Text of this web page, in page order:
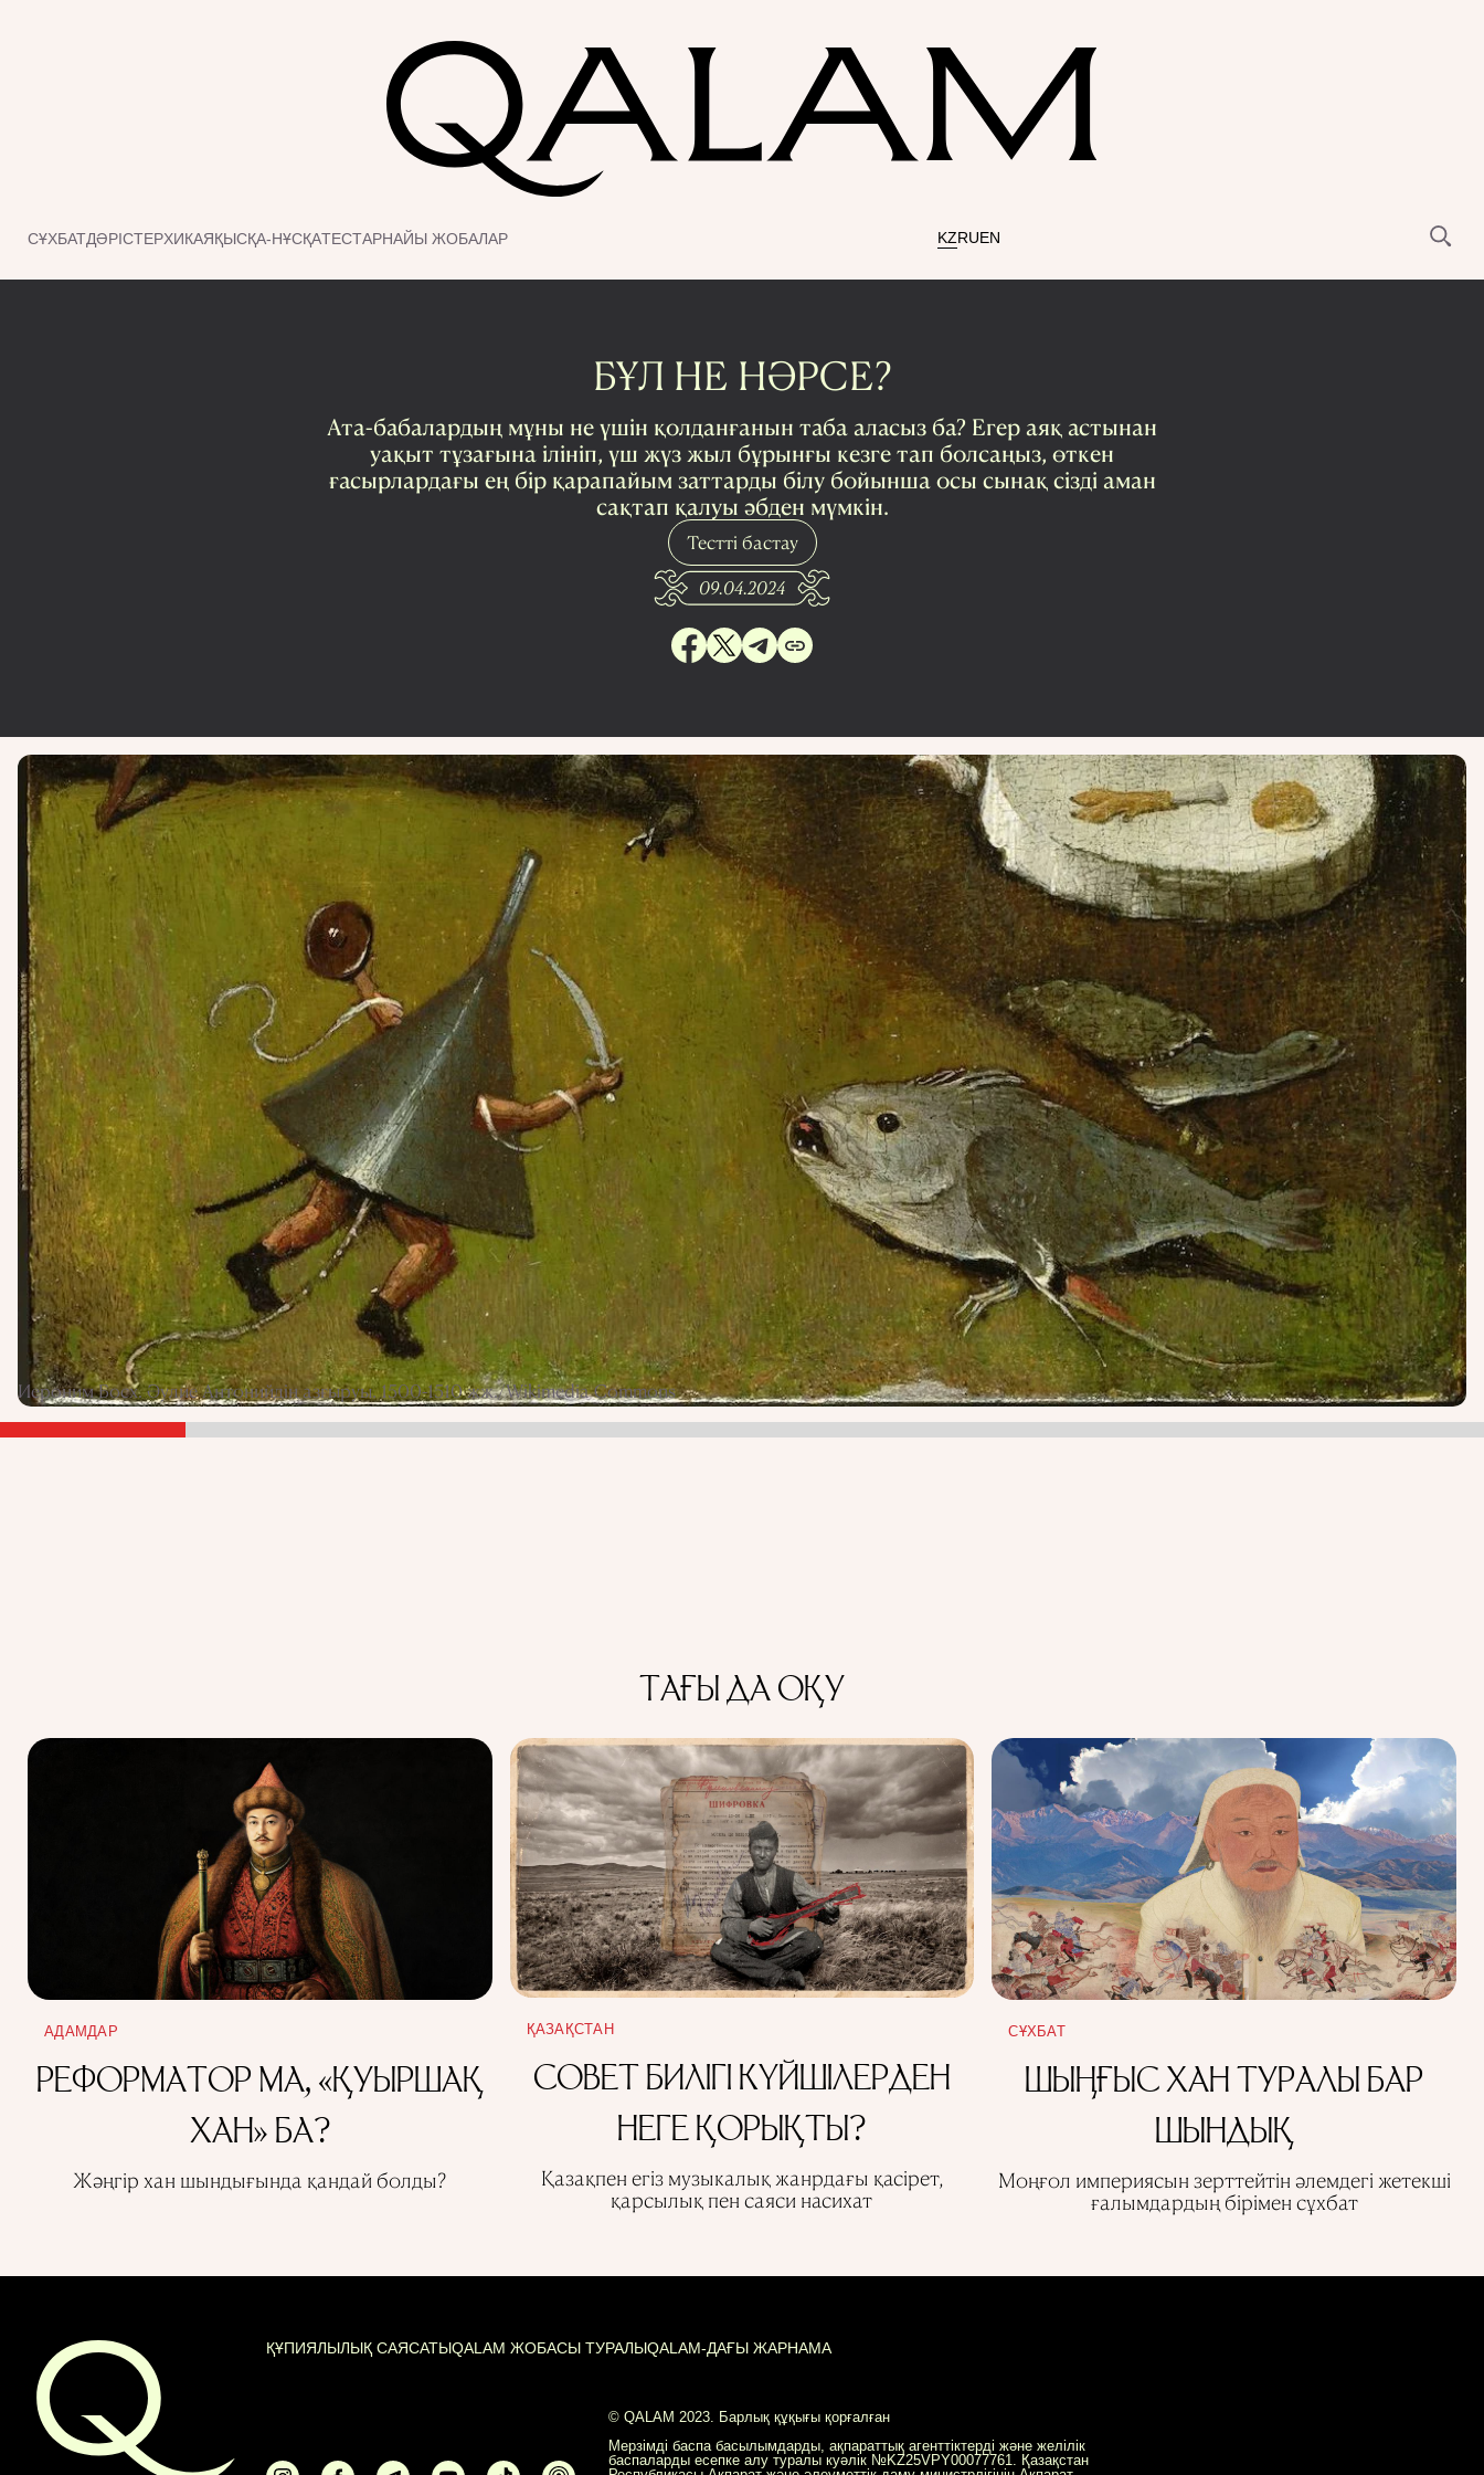
СҰХБАТДӘРІСТЕРХИКАЯҚЫСҚА-НҰСҚАТЕСТАРНАЙЫ ЖОБАЛАР KZRUEN
БҰЛ НЕ НӘРСЕ?
Ата-бабалардың мұны не үшін қолданғанын таба аласыз ба? Егер аяқ астынан
уақыт тұзағына ілініп, үш жүз жыл бұрынғы кезге тап болсаңыз, өткен
ғасырлардағы ең бір қарапайым заттарды білу бойынша осы сынақ сізді аман
сақтап қалуы әбден мүмкін.
Тестті бастау
09.04.2024
Иероним Босх. Әулие Антонийдің азғыруы. 1500-1510 жж./Wikimedia Commons
ТАҒЫ ДА ОҚУ
АДАМДАР
РЕФОРМАТОР МА, «ҚУЫРШАҚ
ХАН» БА?
Жәңгір хан шындығында қандай болды?
ҚАЗАҚСТАН
СОВЕТ БИЛІГІ КҮЙШІЛЕРДЕН
НЕГЕ ҚОРЫҚТЫ?
Қазақпен егіз музыкалық жанрдағы қасірет,
қарсылық пен саяси насихат
СҰХБАТ
ШЫҢҒЫС ХАН ТУРАЛЫ БАР
ШЫНДЫҚ
Моңғол империясын зерттейтін әлемдегі жетекші
ғалымдардың бірімен сұхбат
ҚҰПИЯЛЫЛЫҚ САЯСАТЫQALAM ЖОБАСЫ ТУРАЛЫQALAM-ДАҒЫ ЖАРНАМА
© QALAM 2023. Барлық құқығы қорғалған
Мерзімді баспа басылымдарды, ақпараттық агенттіктерді және желілік
баспаларды есепке алу туралы куәлік №KZ25VPY00077761. Қазақстан